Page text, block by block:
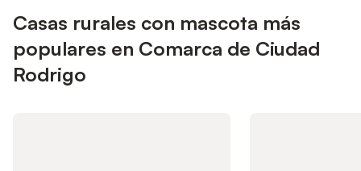
Casas rurales con mascota más
populares en Comarca de Ciudad
Rodrigo